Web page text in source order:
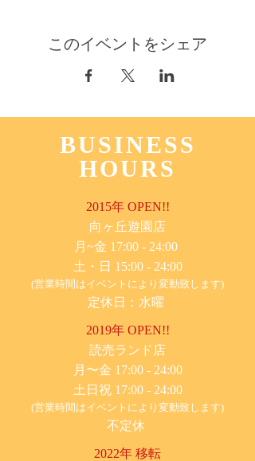
このイベントをシェア
BUSINESS
HOURS
2015年 OPEN!!
​向ヶ丘遊園店
月~金 17:00 - 24:00
土・日 15:00 - 24:00
(営業時間はイベントにより変動致します)
定休日：水曜
2019年 OPEN!!
​読売ランド店
月〜金 17:00 - 24:00
土日祝 17:00 - 24:00
(営業時間はイベントにより変動致します)
不定休
2022年 移転